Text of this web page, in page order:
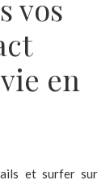
vos
en
et surfer sur